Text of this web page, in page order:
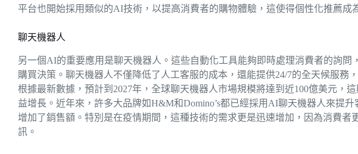
平台也開始採用類似的AI技術，以提高消費者的購物體驗，這使得個性化推薦成
聊天機器人
另一個AI的重要應用是聊天機器人。這些自動化工具能夠即時處理消費者的詢問
購買決策。聊天機器人不僅降低了人工客服的成本，還能提供24/7的全天候服務
根據最新數據，預計到2027年，全球聊天機器人市場規模將達到近100億美元，
益增長。近年來，許多大品牌如H&M和Domino’s都已經採用AI聊天機器人來提
增加了銷售額。特別是在疫情期間，這種技術的需求更是迅速增加，因為消費者
訊。